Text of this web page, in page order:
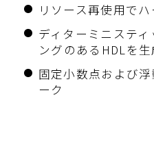
リソース再使用で
ディターミニステ
ングのあるHDLを生
固定小数点および
ーク